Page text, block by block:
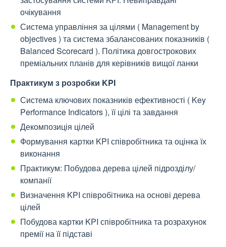
очікування
Система управління за цілями ( Management by
objectives ) та система збалансованих показників (
Balanced Scorecard ). Політика довгострокових
преміальних планів для керівників вищої ланки
Практикум з розробки KPI
Система ключових показників ефективності ( Key
Performance Indicators ), її цілі та завдання
Декомпозиція цілей
Формування картки KPI співробітника та оцінка їх
виконання
Практикум: Побудова дерева цілей підрозділу/
компанії
Визначення KPI співробітника на основі дерева
цілей
Побудова картки KPI співробітника та розрахунок
премії на її підставі